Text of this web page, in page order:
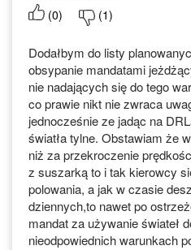
(0) (1)
Dodałbym do listy
obsypanie mandatami
nie nadających się do tego
co prawie nikt nie zwraca
jednocześnie ze jadąc na
światła tylne. Obstawiam że
niż za przekroczenie
z suszarką to i tak kierowcy
polowania, a jak w czasie
dziennych,to nawet po
mandat za używanie świateł
nieodpowiednich warunkach